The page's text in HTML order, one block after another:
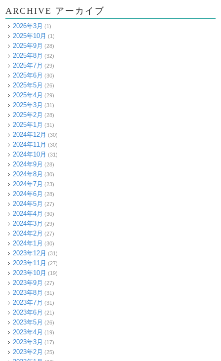
ARCHIVE アーカイブ
2026年3月 (1)
2025年10月 (1)
2025年9月 (28)
2025年8月 (32)
2025年7月 (29)
2025年6月 (30)
2025年5月 (26)
2025年4月 (29)
2025年3月 (31)
2025年2月 (28)
2025年1月 (31)
2024年12月 (30)
2024年11月 (30)
2024年10月 (31)
2024年9月 (28)
2024年8月 (30)
2024年7月 (23)
2024年6月 (28)
2024年5月 (27)
2024年4月 (30)
2024年3月 (29)
2024年2月 (27)
2024年1月 (30)
2023年12月 (31)
2023年11月 (27)
2023年10月 (19)
2023年9月 (27)
2023年8月 (31)
2023年7月 (31)
2023年6月 (21)
2023年5月 (26)
2023年4月 (19)
2023年3月 (17)
2023年2月 (25)